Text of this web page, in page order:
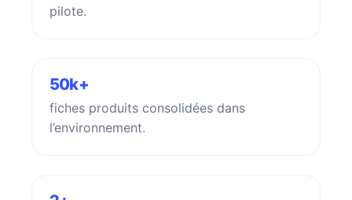
pilote.
50k+
fiches produits consolidées dans
l’environnement.